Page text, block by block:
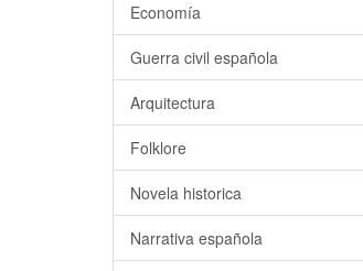
Economía
Guerra civil española
Arquitectura
Folklore
Novela historica
Narrativa española